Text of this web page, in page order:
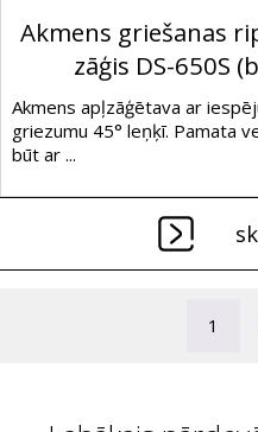
Akmens griešanas
zāģis DS-650S
Akmens apļzāģētava ar
griezumu 45° leņķī. Pamata
būt ar ...
1